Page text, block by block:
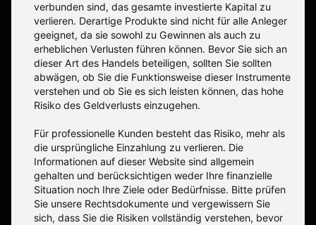
verbunden sind, das gesamte investierte Kapital zu
verlieren. Derartige Produkte sind nicht für alle Anleger
geeignet, da sie sowohl zu Gewinnen als auch zu
erheblichen Verlusten führen können. Bevor Sie sich an
dieser Art des Handels beteiligen, sollten Sie sollten
abwägen, ob Sie die Funktionsweise dieser Instrumente
verstehen und ob Sie es sich leisten können, das hohe
Risiko des Geldverlusts einzugehen.
Für professionelle Kunden besteht das Risiko, mehr als
die ursprüngliche Einzahlung zu verlieren. Die
Informationen auf dieser Website sind allgemein
gehalten und berücksichtigen weder Ihre finanzielle
Situation noch Ihre Ziele oder Bedürfnisse. Bitte prüfen
Sie unsere Rechtsdokumente und vergewissern Sie
sich, dass Sie die Risiken vollständig verstehen, bevor